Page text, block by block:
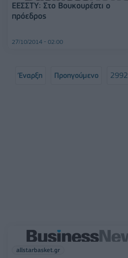
ΕΕΣΣΤΥ: Στο Βουκουρέστι ο
πρόεδρος
27/10/2014 - 02:00
Έναρξη Προηγούμενο 2992
allstarbasket.gr